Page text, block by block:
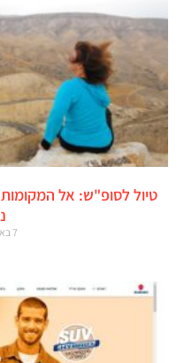
טיול לסופ"ש: אל
7 באוגוסט 2026